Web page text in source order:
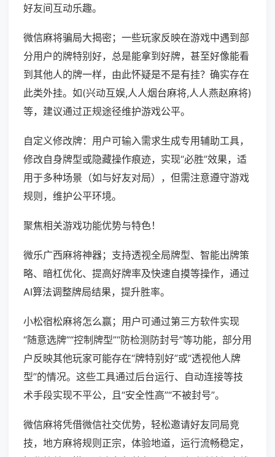
好友间互动乐趣。
微信麻将骗局大揭密；一些玩家反映在游戏中遇到部
分用户的牌特别好，总是能拿到好牌，甚至好像能看
到其他人的牌一样，由此怀疑是不是有挂？确实存在
此类外挂。如(兴动互娱,人人烟台麻将,人人燕赵麻将)
等，建议通过正规途径维护游戏公平。
自定义修改牌：用户可输入需求生成专用辅助工具，
修改自身牌型或隐藏操作痕迹，实现“必胜”效果，适
用于多种场景（如与好友对局），但需注意遵守游戏
规则，维护公平环境。
聚焦相关游戏功能优势与特色！
微乐广西麻将神器；支持透视全局牌型、智能出牌策
略、暗杠优化、提高好牌率及快速自摸等操作，通过
AI算法调整牌局结果，提升胜率。
小松宿松麻将怎么赢；用户可通过第三方软件实现
“随意选牌”“控制牌型”“防检测防封号”等功能，部分用
户反映其他玩家可能存在“牌特别好”或“透视他人牌
型”的情况。这些工具通过后台运行、自动连接等技
术手段实现不平公，且“安全性高”“不被封号”。
微信麻将凭借微信社交优势，轻松邀请好友同局竞
技，地方麻将规则正宗，体验地道，运行流畅稳定，